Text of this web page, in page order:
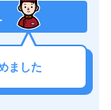
ました